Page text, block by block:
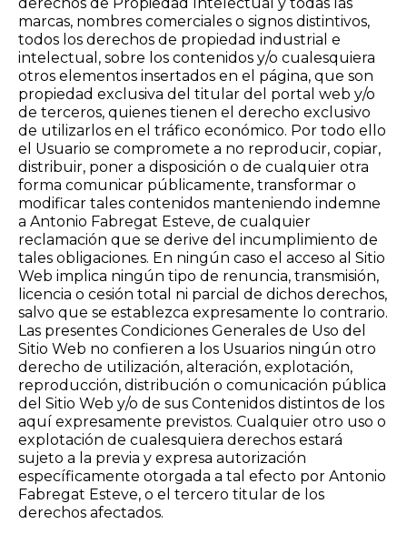
derechos de Propiedad Intelectual y todas las
marcas, nombres comerciales o signos distintivos,
todos los derechos de propiedad industrial e
intelectual, sobre los contenidos y/o cualesquiera
otros elementos insertados en el página, que son
propiedad exclusiva del titular del portal web y/o
de terceros, quienes tienen el derecho exclusivo
de utilizarlos en el tráfico económico. Por todo ello
el Usuario se compromete a no reproducir, copiar,
distribuir, poner a disposición o de cualquier otra
forma comunicar públicamente, transformar o
modificar tales contenidos manteniendo indemne
a Antonio Fabregat Esteve, de cualquier
reclamación que se derive del incumplimiento de
tales obligaciones. En ningún caso el acceso al Sitio
Web implica ningún tipo de renuncia, transmisión,
licencia o cesión total ni parcial de dichos derechos,
salvo que se establezca expresamente lo contrario.
Las presentes Condiciones Generales de Uso del
Sitio Web no confieren a los Usuarios ningún otro
derecho de utilización, alteración, explotación,
reproducción, distribución o comunicación pública
del Sitio Web y/o de sus Contenidos distintos de los
aquí expresamente previstos. Cualquier otro uso o
explotación de cualesquiera derechos estará
sujeto a la previa y expresa autorización
específicamente otorgada a tal efecto por Antonio
Fabregat Esteve, o el tercero titular de los
derechos afectados.